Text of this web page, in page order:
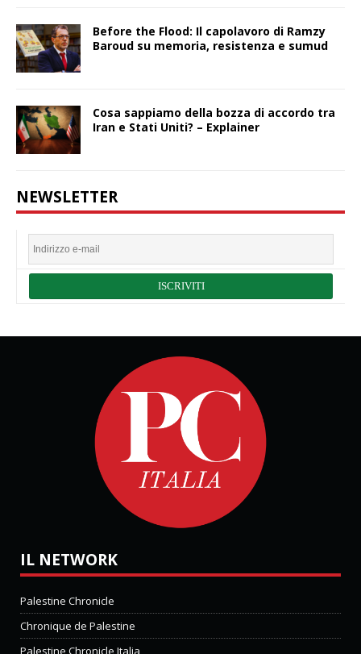
Before the Flood: Il capolavoro di Ramzy
Baroud su memoria, resistenza e sumud
Cosa sappiamo della bozza di accordo tra
Iran e Stati Uniti? – Explainer
NEWSLETTER
IL NETWORK
Palestine Chronicle
Chronique de Palestine
Palestine Chronicle Italia